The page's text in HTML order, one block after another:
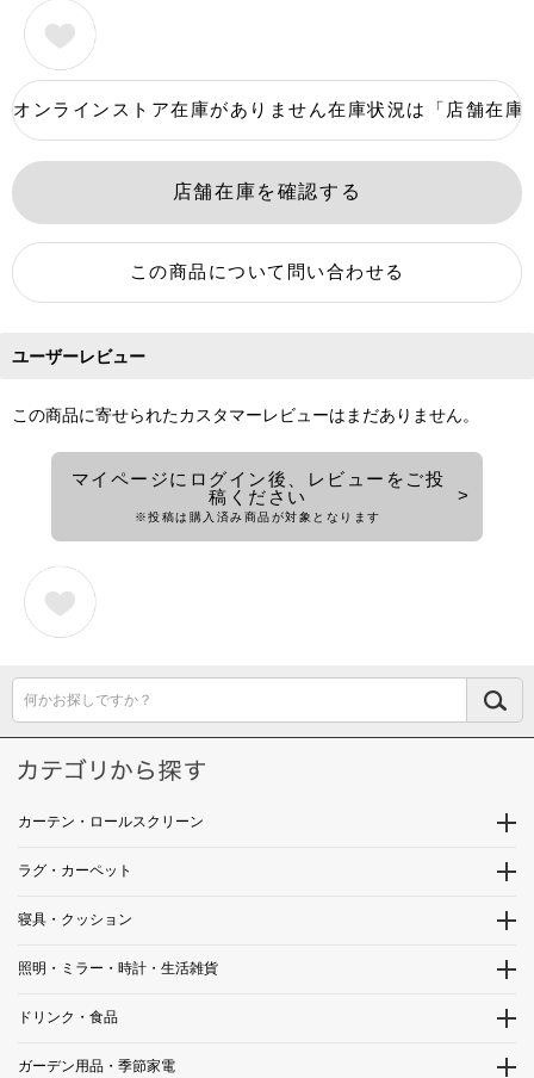
ユーザーレビュー
この商品に寄せられたカスタマーレビューはまだありません。
マイページにログイン後、レビューをご投
稿ください
※投稿は購入済み商品が対象となります
何かお探しですか？
カーテン・ロールスクリーン
ラグ・カーペット
寝具・クッション
照明・ミラー・時計・生活雑貨
ドリンク・食品
ガーデン用品・季節家電